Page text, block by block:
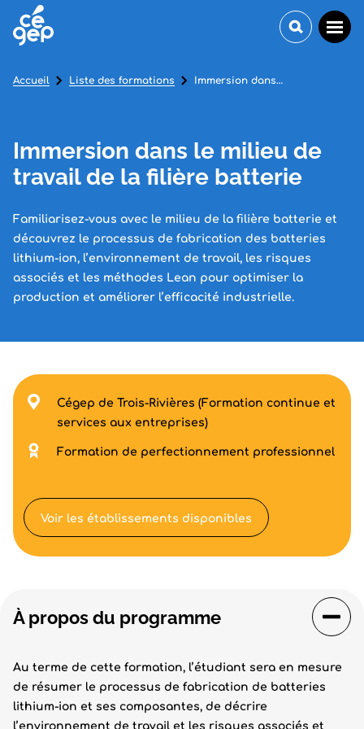
Immersion dans le milieu de
travail de la filière batterie
Familiarisez-vous avec le milieu de la filière batterie et
découvrez le processus de fabrication des batteries
lithium-ion, l’environnement de travail, les risques
associés et les méthodes Lean pour optimiser la
production et améliorer l’efficacité industrielle.
Accueil Liste des formations Immersion dans le milieu de travail de la filière batterie
À propos du programme
Au terme de cette formation, l’étudiant sera en mesure
de résumer le processus de fabrication de batteries
lithium-ion et ses composantes, de décrire
l’environnement de travail et les risques associés et
Cégep de Trois-Rivières (Formation continue et
services aux entreprises)
Formation de perfectionnement professionnel
Voir les établissements disponibles